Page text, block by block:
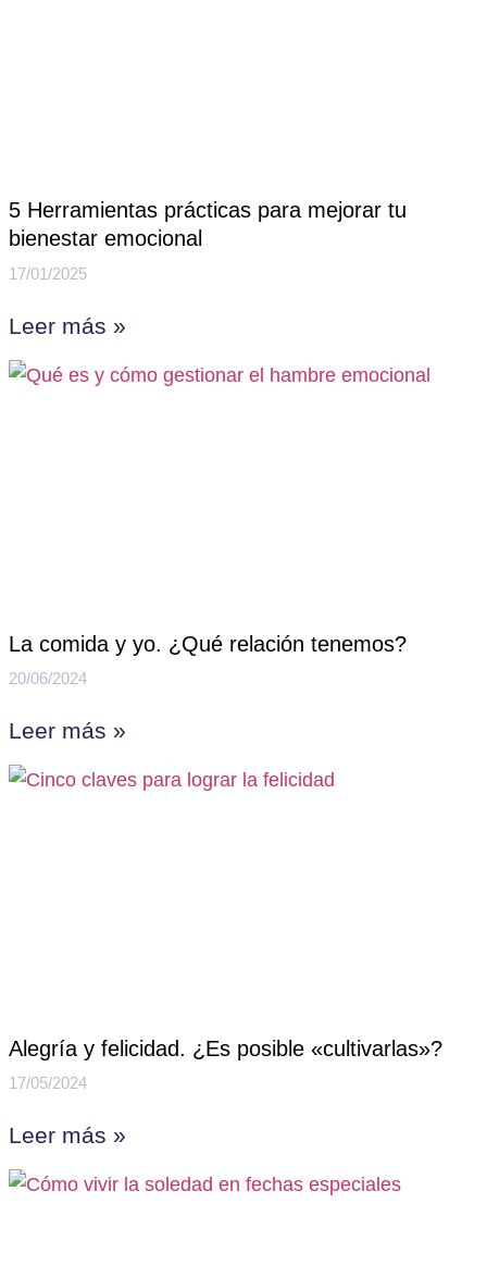
5 Herramientas prácticas para mejorar tu
bienestar emocional
17/01/2025
Leer más »
La comida y yo. ¿Qué relación tenemos?
20/06/2024
Leer más »
Alegría y felicidad. ¿Es posible «cultivarlas»?
17/05/2024
Leer más »